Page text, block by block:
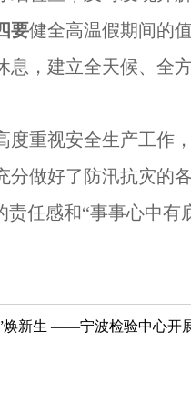
要健全高温假期间的
息，建立全天候、全
度重视安全生产工作
分做好了防汛抗灾的
责任感和“事事心中